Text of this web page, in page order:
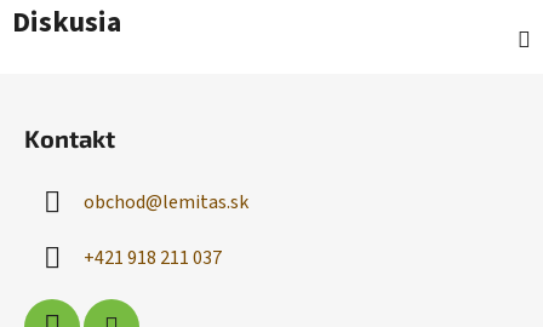
Diskusia
Kontakt
obchod@lemitas.sk
+421 918 211 037